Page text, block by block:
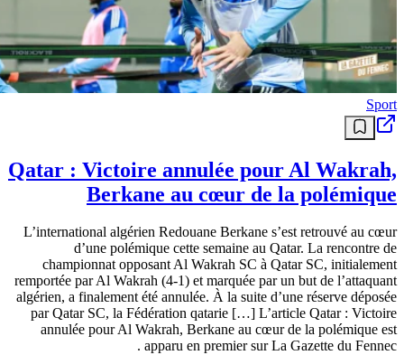
Sport
Qatar : Victoire annulée pour Al Wakrah,
Berkane au cœur de la polémique
L’international algérien Redouane Berkane s’est retrouvé au cœur
d’une polémique cette semaine au Qatar. La rencontre de
championnat opposant Al Wakrah SC à Qatar SC, initialement
remportée par Al Wakrah (4-1) et marquée par un but de l’attaquant
algérien, a finalement été annulée. À la suite d’une réserve déposée
par Qatar SC, la Fédération qatarie […] L’article Qatar : Victoire
annulée pour Al Wakrah, Berkane au cœur de la polémique est
apparu en premier sur La Gazette du Fennec .